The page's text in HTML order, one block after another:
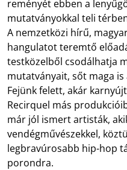
reményét ebben a
mutatványokkal teli
A nemzetközi hírű,
hangulatot teremtő
testközelből csodálhatja
mutatványait, sőt maga
Fejünk felett, akár
Recirquel más
már jól ismert artisták,
vendégművészekkel,
legbravúrosabb hip-hop
porondra.